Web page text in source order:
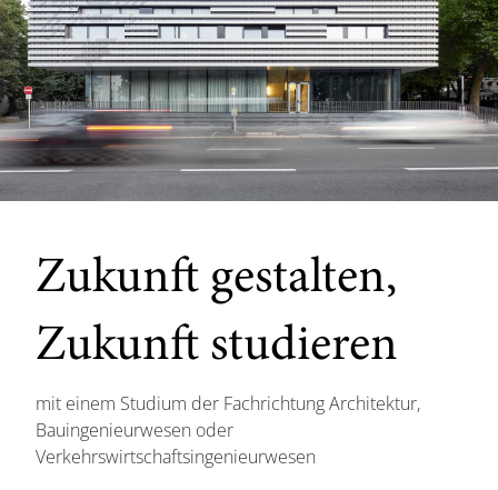
Zukunft gestalten,
Zukunft studieren
mit einem Studium der Fachrichtung Architektur,
Bauingenieurwesen oder
Verkehrswirtschaftsingenieurwesen